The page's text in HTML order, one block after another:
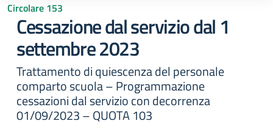
Circolare 153
Cessazione dal servizio dal 1
settembre 2023
Trattamento di quiescenza del personale
comparto scuola – Programmazione
cessazioni dal servizio con decorrenza
01/09/2023 – QUOTA 103